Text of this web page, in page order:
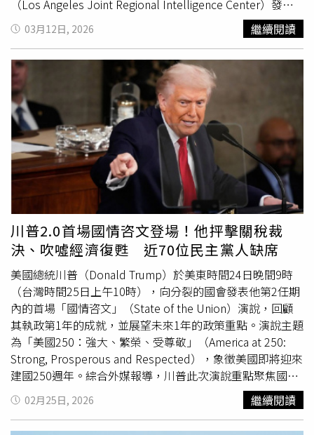
（Hartsfield-Jackson International Airport）預計率先安排
ICE人員進駐，由TSA統一指揮，並不涉及移民執法任務。
然而，相關措施引發外界質疑。工會代表指出，ICE人員未
接受航空安檢專業訓練，難以取代TSA職能，若倉促上線可
能影響飛航安全。亦有意見認為，此舉可能使機場現場管理
更為複雜。另一方面，國會對於DHS預算的協商仍未取得突
破。川普提出須納入「SAVE America Act」作為條件，進一
步增加談判難度。民主黨則要求調整移民執法政策，雙方分
歧持續，使停擺僵局延續。運輸部長達菲（Sean Duffy）表
示，機場壅塞情況短期內恐進一步惡化，並指出旅客目前面
臨最大問題在於無法預估通關時間，影響行程安排。外界關
注，ICE人員進駐是否能有效紓解壅塞，或將進一步引發安
（Los Angeles Joint Regional Intelligence Center）發
布。隨著戰爭持續擴大，該警報於美東時間11日首度被披
露。從文件內容的措辭來看可以明確判斷，該公告是在戰事
爆發之前發布的，並且考慮到伊朗可能對美國本土發動報復
性攻擊的可能性，這意味著美國早已決定對德黑蘭發動打
擊。公告援引FBI的資訊指出，截至2月初，伊朗「據稱曾有
意在美國對其發動攻擊的情況下，透過海上船隻發射無人
機，對加州的目標進行突襲攻擊」。公告補充：「我們沒有
任何關於此類攻擊的時間、方式、目標或實施者的更多資
訊。」《路透社》本月稍早亦曾報導，伊朗及其代理勢力可
能對美國發動攻擊。美國國土安全部（U.S. Department of
Homeland Security）的1份威脅評估指出，伊朗及其代理
人「很可能」對美國構成定向攻擊威脅，但發動大規模實體
打擊的可能性較低。這場伊朗戰爭始於2月28日美國及以色
列在談判期間突然偷襲伊朗，導致伊朗最高領袖與多名高層
官員在空襲中喪生。此後伊朗以飛彈與無人機攻擊進行反
擊，目標包括以色列本土，以及波斯灣（Gulf）國家境內的
美軍基地。如今戰事已進入第12天。在《ABC News》率先
披露這份FBI安全公告之前，美國總統川普（Donald
Trump）曾在白宮向記者聲稱，他並不擔心伊朗支持的攻擊
會發生在美國本土。此外，加州州長辦公室也表示，這份公
告只是該州每天從聯邦合作夥伴接收到的眾多安全更新之
一。自衝突爆發以來，加州已提升了整體安全戒備狀態。加
州州長紐森（Gavin Newsom）在社群平台X上發文指出，
他「正與安全與情報官員保持持續協調」，以監控「任何可
能威脅加州的情勢，包括與中東衝突相關的威脅。雖然目前
03月12日, 2026 繼續閱讀
川普2.0首場國情咨文登場！他抨擊關稅裁
決、吹噓經濟復甦 近70位民主黨人缺席
美國總統川普（Donald Trump）於美東時間24日晚間9時
（台灣時間25日上午10時），向分裂的國會發表他第2任期
內的首場「國情咨文」（State of the Union）演說，回顧
其執政第1年的成就，並展望未來1年的政策重點。演說主題
為「美國250：強大、繁榮、受尊敬」（America at 250:
Strong, Prosperous and Respected），象徵美國即將迎來
建國250週年。綜合外媒報導，川普此次演說重點聚焦國內
議題，白宮表示，「演講很大一部分將關注經濟與可負擔性
問題」，並預計涉及移民、犯罪及國家安全。演說全長約2
小時，由白宮演講撰寫主任沃辛頓（Ross Worthington）
02月25日, 2026 繼續閱讀